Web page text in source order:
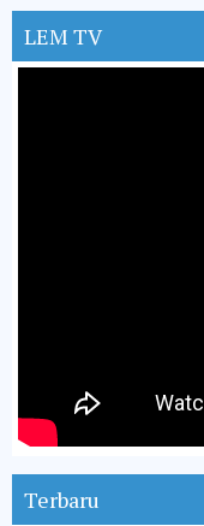
LEM TV
Terbaru